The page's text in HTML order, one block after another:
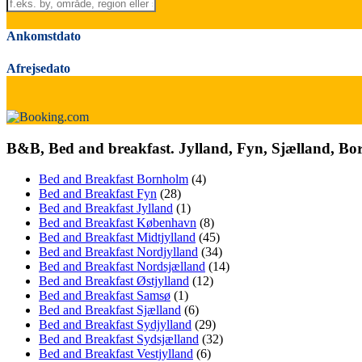
Ankomstdato
Afrejsedato
B&B, Bed and breakfast. Jylland, Fyn, Sjælland,
Bed and Breakfast Bornholm (4)
Bed and Breakfast Fyn (28)
Bed and Breakfast Jylland (1)
Bed and Breakfast København (8)
Bed and Breakfast Midtjylland (45)
Bed and Breakfast Nordjylland (34)
Bed and Breakfast Nordsjælland (14)
Bed and Breakfast Østjylland (12)
Bed and Breakfast Samsø (1)
Bed and Breakfast Sjælland (6)
Bed and Breakfast Sydjylland (29)
Bed and Breakfast Sydsjælland (32)
Bed and Breakfast Vestjylland (6)